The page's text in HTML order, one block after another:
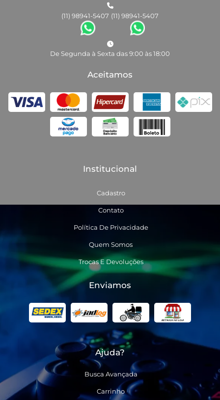
(11) 98941-5407 (11) 98941-5407
De Segunda à Sexta das 9:00 às 18:00
Aceitamos
Institucional
Cadastro
Contato
Política De Privacidade
Quem Somos
Trocas E Devoluções
Enviamos
Ajuda?
Busca Avançada
Carrinho